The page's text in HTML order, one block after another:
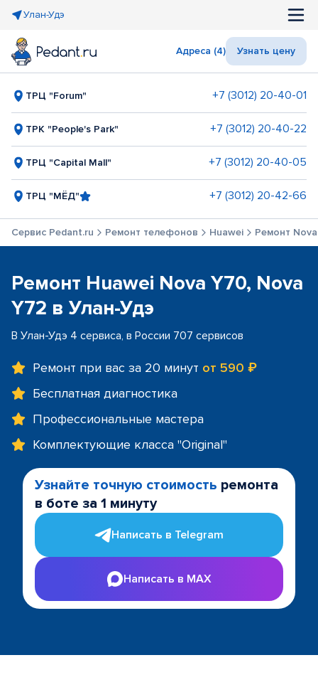
Улан-Удэ
Адреса (4) Узнать цену
ТРЦ "Forum" +7 (3012) 20-40-01
ТРК "People's Park" +7 (3012) 20-40-22
ТРЦ "Capital Mall" +7 (3012) 20-40-05
ТРЦ "МЁД" +7 (3012) 20-42-66
Сервис Pedant.ru Ремонт телефонов Huawei Ремонт
Ремонт Huawei Nova Y70, Nova
Y72 в Улан-Удэ
В Улан-Удэ 4 сервиса, в России 707 сервисов
Ремонт при вас за 20 минут от 590 ₽
Бесплатная диагностика
Профессиональные мастера
Комплектующие класса "Original"
Узнайте точную стоимость ремонта
в боте за 1 минуту
Написать в Telegram
Написать в MAX